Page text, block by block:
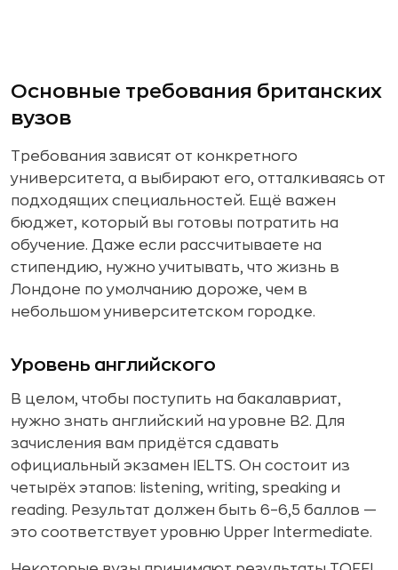
Основные требования британских
вузов
Требования зависят от конкретного
университета, а выбирают его, отталкиваясь от
подходящих специальностей. Ещё важен
бюджет, который вы готовы потратить на
обучение. Даже если рассчитываете на
стипендию, нужно учитывать, что жизнь в
Лондоне по умолчанию дороже, чем в
небольшом университетском городке.
Уровень английского
В целом, чтобы поступить на бакалавриат,
нужно знать английский на уровне B2. Для
зачисления вам придётся сдавать
официальный экзамен IELTS. Он состоит из
четырёх этапов: listening, writing, speaking и
reading. Результат должен быть 6–6,5 баллов —
это соответствует уровню Upper Intermediate.